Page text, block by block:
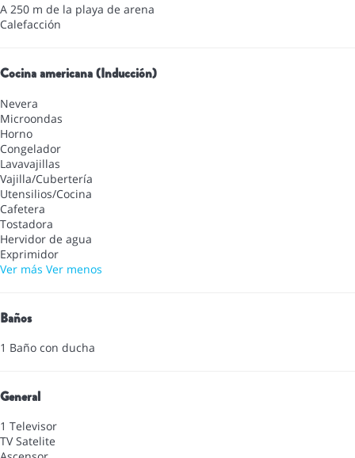
A 250 m de la playa de arena
Calefacción
Cocina americana (Inducción)
Nevera
Microondas
Horno
Congelador
Lavavajillas
Vajilla/Cubertería
Utensilios/Cocina
Cafetera
Tostadora
Hervidor de agua
Exprimidor
Ver más Ver menos
Baños
1 Baño con ducha
General
1 Televisor
TV Satelite